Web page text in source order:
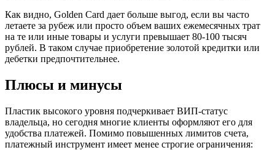
Как видно, Golden Card дает больше выгод, если вы часто
летаете за рубеж или просто объем ваших ежемесячных трат
на те или иные товары и услуги превышает 80-100 тысяч
рублей. В таком случае приобретение золотой кредитки или
дебетки предпочтительнее.
Плюсы и минусы
Пластик высокого уровня подчеркивает ВИП-статус
владельца, но сегодня многие клиенты оформляют его для
удобства платежей. Помимо повышенных лимитов счета,
платежный инструмент имеет менее строгие ограничения: